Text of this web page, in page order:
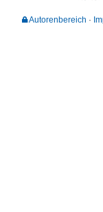
Autorenbereich